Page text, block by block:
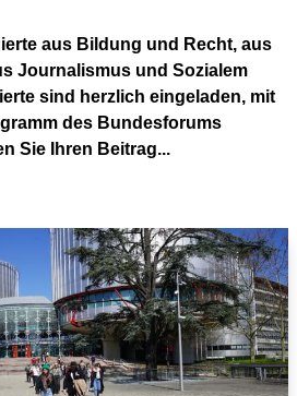
aus Bildung und Recht, aus
Journalismus und Sozialem
sind herzlich eingeladen, mit
des Bundesforums
Sie Ihren Beitrag...